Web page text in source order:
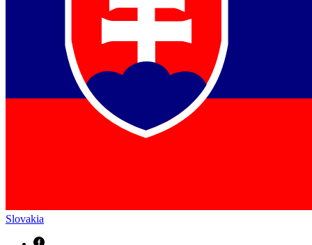
Slovakia